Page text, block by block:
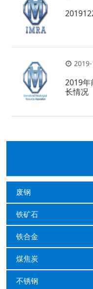
2019年
长情况
废钢
铁矿石
铁合金
煤焦炭
不锈钢